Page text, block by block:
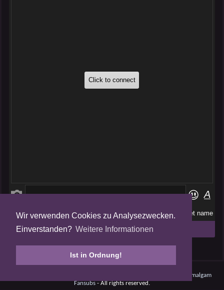
Wir verwenden Cookies zu Analysezwecken.
Einverstanden? Weitere Informationen
Ist in Ordnung!
Folge uns auf
Tweets by AmalgamFansubs
Amalgam
Fansubs- All rights reserved.